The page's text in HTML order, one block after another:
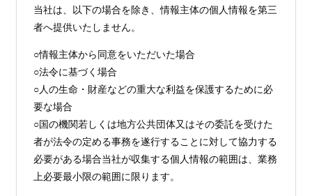
当社は、以下の場合を除き、情報主体の個人情報を第三
者へ提供いたしません。
○情報主体から同意をいただいた場合
○法令に基づく場合
○人の生命・財産などの重大な利益を保護するために必
要な場合
○国の機関若しくは地方公共団体又はその委託を受けた
者が法令の定める事務を遂行することに対して協力する
必要がある場合当社が収集する個人情報の範囲は、業務
上必要最小限の範囲に限ります。